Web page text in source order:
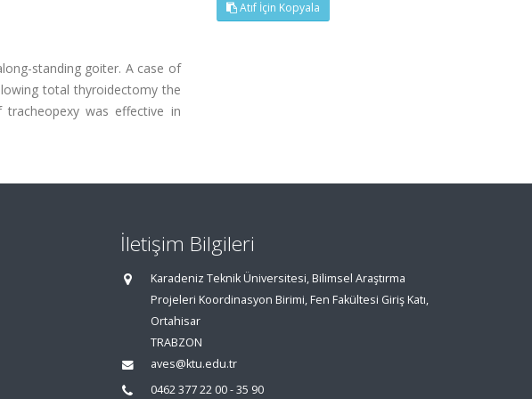
standing goiter. A case of
total thyroidectomy the
was effective in
Atıf İçin Kopyala
İletişim Bilgileri
Karadeniz Teknik Üniversitesi, Bilimsel Araştırma
Projeleri Koordinasyon Birimi, Fen Fakültesi Giriş Katı,
Ortahisar
TRABZON
aves@ktu.edu.tr
0462 377 22 00 - 35 90